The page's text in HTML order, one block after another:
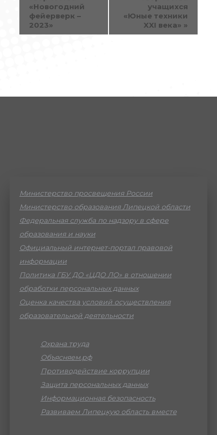
«Новогодний
фейерверк –
2023»
учащихся
«Юные техники
XXI века» »
Министерство просвещения России
Министерство образования Липецкой области
Федеральная служба по надзору в сфере
образования и науки
Официальный интернет-портал правовой
информации
Политика ГБУ ДО «ЦДО ЛО» в отношении
обработки персональных данных
Оценка качества условий осуществления
образовательной деятельности
Охрана труда
Объясняем.рф
Противодействие коррупции
Защита персональных данных
Информационная безопасность
Развиваем Липецкую область вместе